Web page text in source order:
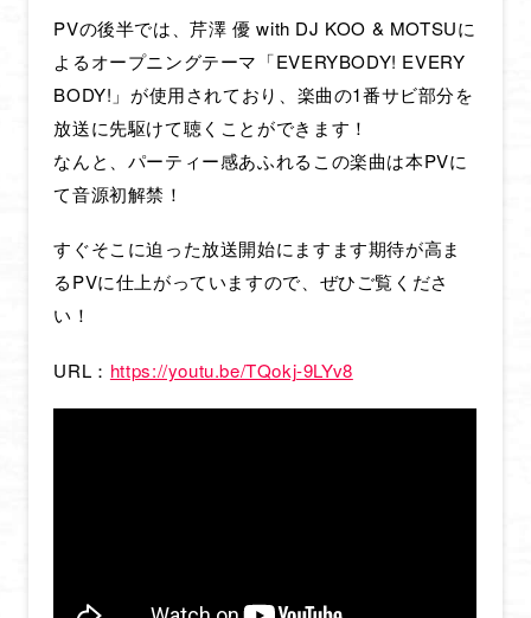
ONAIR & STREAMING
PVの後半では、芹澤 優 with DJ KOO & MOTSUに
よるオープニングテーマ「EVERYBODY! EVERY
BODY!」が使用されており、楽曲の1番サビ部分を
放送に先駆けて聴くことができます！
なんと、パーティー感あふれるこの楽曲は本PVに
て音源初解禁！
すぐそこに迫った放送開始にますます期待が高ま
るPVに仕上がっていますので、ぜひご覧くださ
い！
URL： https://youtu.be/TQokj-9LYv8